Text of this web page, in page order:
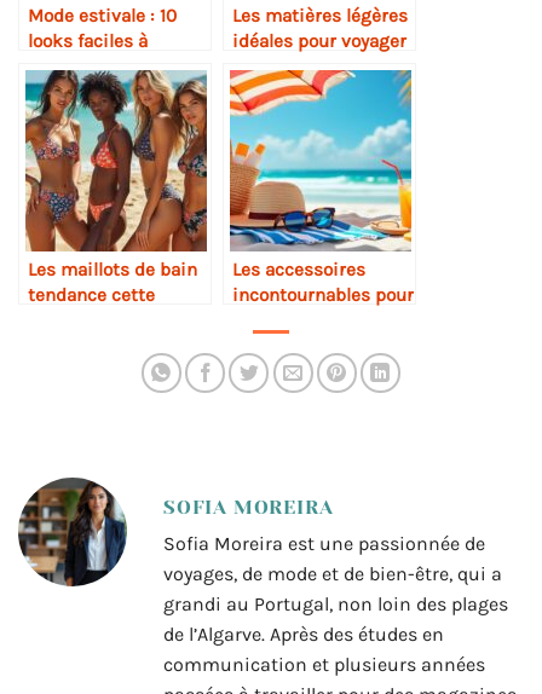
Mode estivale : 10
looks faciles à
adopter
Les matières légères
idéales pour voyager
Les maillots de bain
tendance cette
Les accessoires
incontournables pour
SOFIA MOREIRA
Sofia Moreira est une passionnée de
voyages, de mode et de bien-être, qui a
grandi au Portugal, non loin des plages
de l’Algarve. Après des études en
communication et plusieurs années